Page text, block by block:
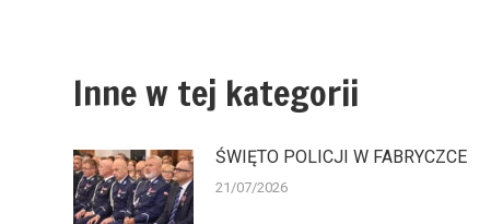
Inne w tej kategorii
ŚWIĘTO POLICJI W FABRYCZCE
21/07/2026